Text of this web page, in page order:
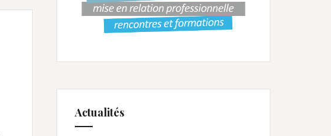
Actualités